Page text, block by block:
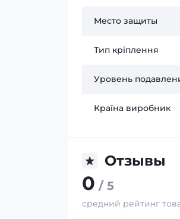
Место защиты
Тип кріплення
Уровень
Країна виробник
Отзывы
0 / 5
средний рейтинг